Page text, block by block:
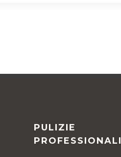
PULIZIE
PROFESSIONALI